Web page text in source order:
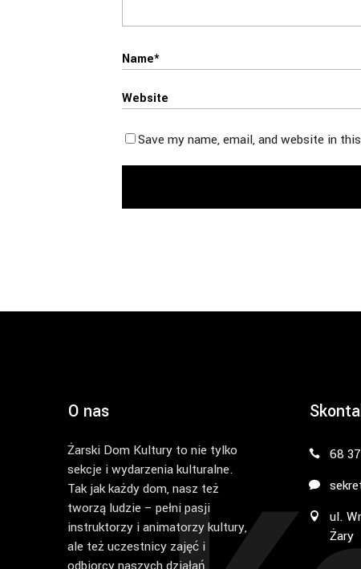
Save my name, email, and website in
O nas
Żarski Dom Kultury to nie tylko
sekcje i wydarzenia kulturalne.
Tak jak każdy dom, nasz też
tworzą ludzie – pełni pasji
instruktorzy i animatorzy kultury,
ale też uczestnicy zajęć i
68
ul.
Żary